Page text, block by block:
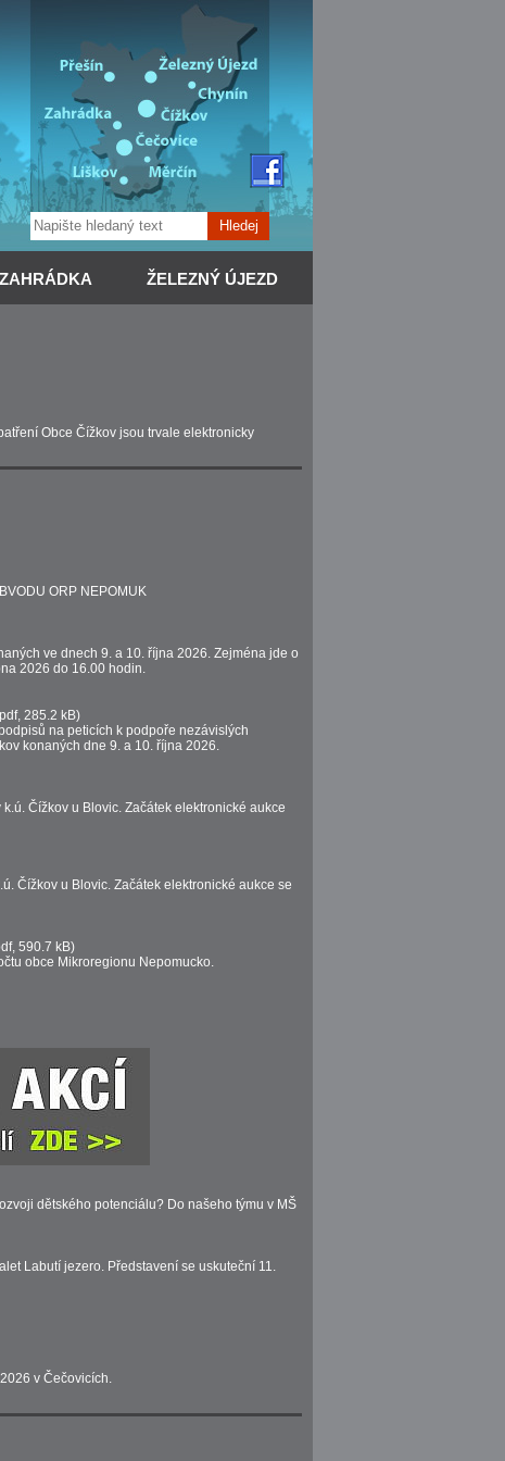
Hledej
ZAHRÁDKA ŽELEZNÝ ÚJEZD
Obce Čížkov jsou trvale elektronicky
ORP NEPOMUK
ve dnech 9. a 10. října 2026. Zejména jde o
2026 do 16.00 hodin.
285.2 kB)
na peticích k podpoře nezávislých
konaných dne 9. a 10. října 2026.
Čížkov u Blovic. Začátek elektronické aukce
Čížkov u Blovic. Začátek elektronické aukce se
590.7 kB)
obce Mikroregionu Nepomucko.
dětského potenciálu? Do našeho týmu v MŠ
Labutí jezero. Představení se uskuteční 11.
v Čečovicích.